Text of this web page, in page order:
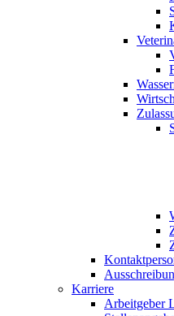
Karriere
Arbeitgeber